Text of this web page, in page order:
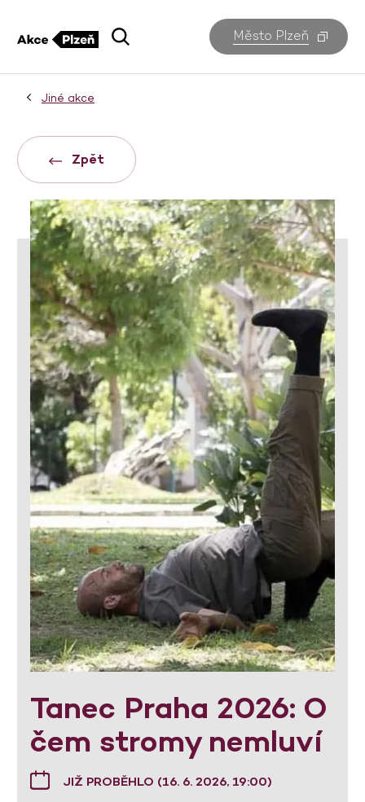
Město Plzeň
Jiné akce
Zpět
Tanec Praha 2026: O
čem stromy nemluví
JIŽ PROBĚHLO (16. 6. 2026, 19:00)